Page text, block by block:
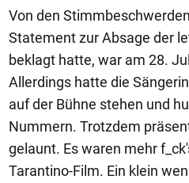
Von den
Statement zur Absage der
beklagt hatte, war am 28.
Allerdings hatte die
auf der Bühne stehen und
Nummern. Trotzdem
gelaunt. Es waren mehr
Tarantino-Film. Ein klein